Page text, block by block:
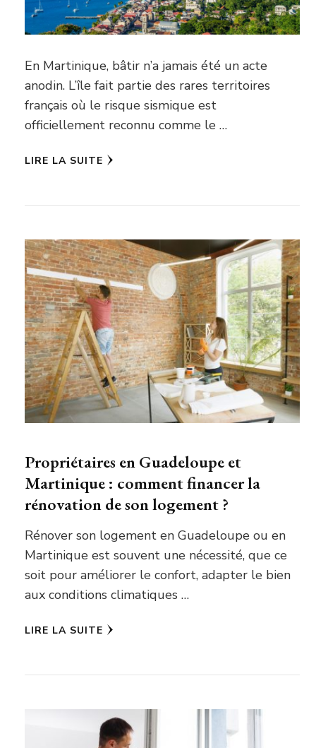
En Martinique, bâtir n’a jamais été un acte
anodin. L’île fait partie des rares territoires
français où le risque sismique est
officiellement reconnu comme le …
LIRE LA SUITE
Propriétaires en Guadeloupe et
Martinique : comment financer la
rénovation de son logement ?
Rénover son logement en Guadeloupe ou en
Martinique est souvent une nécessité, que ce
soit pour améliorer le confort, adapter le bien
aux conditions climatiques …
LIRE LA SUITE